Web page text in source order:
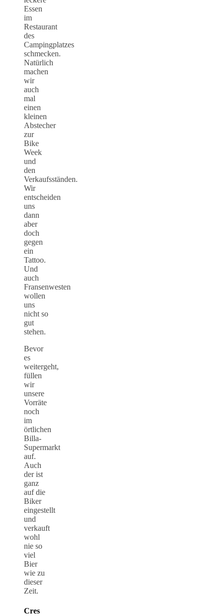
Essen
im
Restaurant
des
Campingplatzes
schmecken.
Natürlich
machen
wir
auch
mal
einen
kleinen
Abstecher
zur
Bike
Week
und
den
Verkaufsständen.
Wir
entscheiden
uns
dann
aber
doch
gegen
ein
Tattoo.
Und
auch
Fransenwesten
wollen
uns
nicht so
gut
stehen.
Bevor
es
weitergeht,
füllen
wir
unsere
Vorräte
noch
im
örtlichen
Billa-
Supermarkt
auf.
Auch
der ist
ganz
auf die
Biker
eingestellt
und
verkauft
wohl
nie so
viel
Bier
wie zu
dieser
Zeit.
Cres